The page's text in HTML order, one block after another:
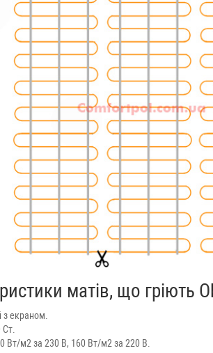
матів, що гріють
з екраном.
Ст.
Вт/м2 за 230 В, 160 Вт/м2 за 220 В.